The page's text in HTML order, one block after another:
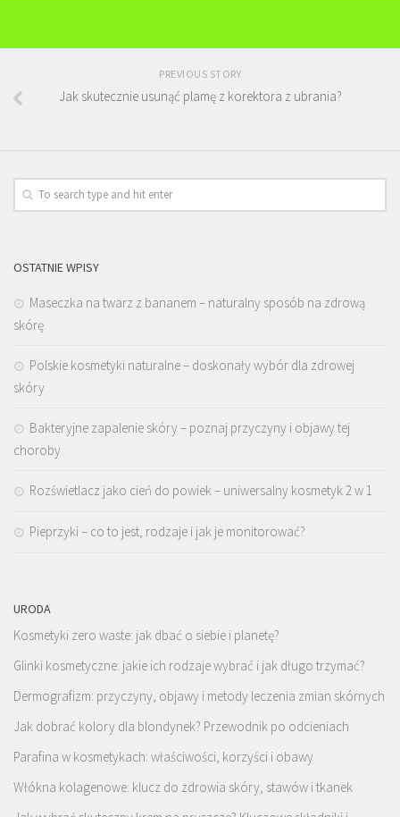
PREVIOUS STORY
Jak skutecznie usunąć plamę z korektora z ubrania?
OSTATNIE WPISY
Maseczka na twarz z bananem – naturalny sposób na zdrową
skórę
Polskie kosmetyki naturalne – doskonały wybór dla zdrowej
skóry
Bakteryjne zapalenie skóry – poznaj przyczyny i objawy tej
choroby
Rozświetlacz jako cień do powiek – uniwersalny kosmetyk 2 w 1
Pieprzyki – co to jest, rodzaje i jak je monitorować?
URODA
Kosmetyki zero waste: jak dbać o siebie i planetę?
Glinki kosmetyczne: jakie ich rodzaje wybrać i jak długo trzymać?
Dermografizm: przyczyny, objawy i metody leczenia zmian skórnych
Jak dobrać kolory dla blondynek? Przewodnik po odcieniach
Parafina w kosmetykach: właściwości, korzyści i obawy
Włókna kolagenowe: klucz do zdrowia skóry, stawów i tkanek